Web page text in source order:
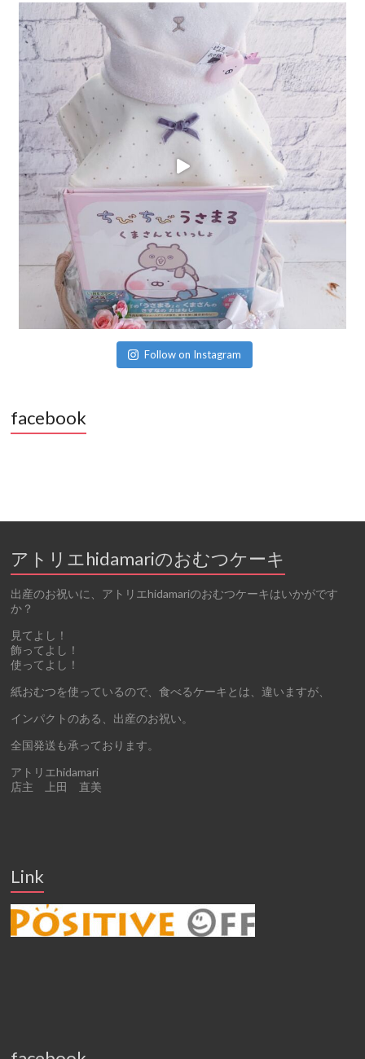
Follow on Instagram
facebook
アトリエhidamariのおむつケーキ
出産のお祝いに、アトリエhidamariのおむつケーキはいかがです
か？
見てよし！
飾ってよし！
使ってよし！
紙おむつを使っているので、食べるケーキとは、違いますが、
インパクトのある、出産のお祝い。
全国発送も承っております。
アトリエhidamari
店主 上田 直美
Link